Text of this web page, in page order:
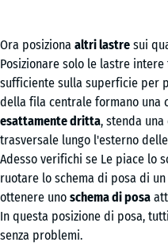
Ora posiziona altri lastre sui
Posizionare solo le lastre
sufficiente sulla superficie per
della fila centrale formano una
esattamente dritta, stenda
trasversale lungo l'esterno
Adesso verifichi se Le piace lo
ruotare lo schema di posa di
ottenere uno schema di posa
In questa posizione di posa,
senza problemi.